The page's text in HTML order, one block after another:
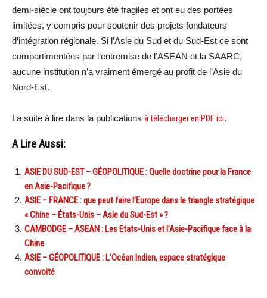
demi-siècle ont toujours été fragiles et ont eu des portées
limitées, y compris pour soutenir des projets fondateurs
d’intégration régionale. Si l’Asie du Sud et du Sud-Est ce sont
compartimentées par l’entremise de l’ASEAN et la SAARC,
aucune institution n’a vraiment émergé au profit de l’Asie du
Nord-Est.
La suite à lire dans la publications à télécharger en PDF ici.
A Lire Aussi:
ASIE DU SUD-EST – GÉOPOLITIQUE : Quelle doctrine pour la France
en Asie-Pacifique ?
ASIE – FRANCE : que peut faire l’Europe dans le triangle stratégique
« Chine – États-Unis – Asie du Sud-Est » ?
CAMBODGE – ASEAN : Les Etats-Unis et l’Asie-Pacifique face à la
Chine
ASIE – GÉOPOLITIQUE : L’Océan Indien, espace stratégique
convoité